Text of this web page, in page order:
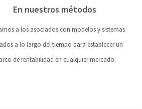
En nuestros métodos
a los asociados con modelos y sistemas
a lo largo del tiempo para establecer un
de rentabilidad en cualquier mercado.